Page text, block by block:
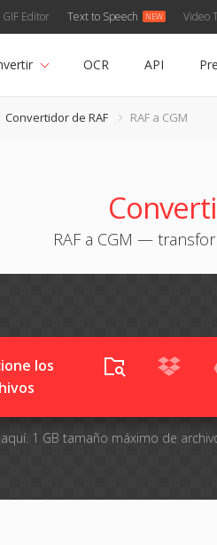
GIF Editor Text to Speech Video
OCR API
Convertidor de RAF RAF a CGM
RAF a CGM —
los
1 GB tamaño máximo de